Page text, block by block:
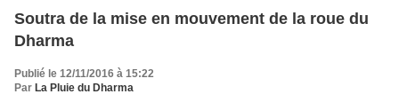
Soutra de la mise en mouvement de la roue du
Dharma
Publié le 12/11/2016 à 15:22
Par La Pluie du Dharma